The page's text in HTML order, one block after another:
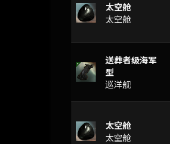
太空舱
太空舱
送葬者级海军
型
巡洋舰
太空舱
太空舱